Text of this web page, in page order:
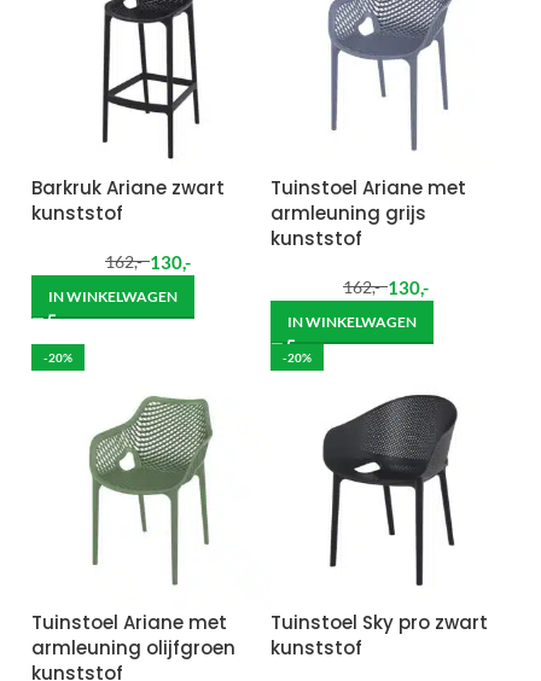
Barkruk Ariane zwart
kunststof
162,- 130,-
IN WINKELWAGEN
Tuinstoel Ariane met
armleuning grijs
kunststof
162,- 130,-
IN WINKELWAGEN
-20%
Tuinstoel Ariane met
armleuning olijfgroen
kunststof
-20%
Tuinstoel Sky pro zwart
kunststof